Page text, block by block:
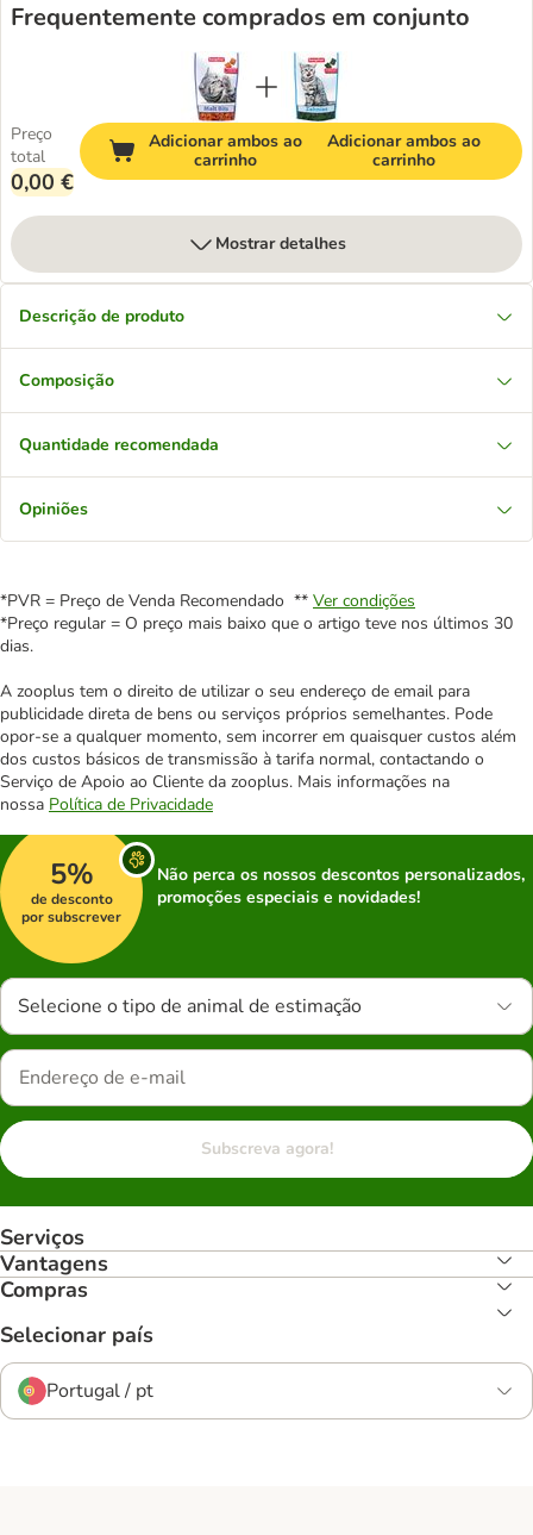
Frequentemente comprados em conjunto
Preço
total
0,00 €
Adicionar ambos ao
carrinho
Adicionar ambos ao
carrinho
Mostrar detalhes
Descrição de produto
Composição
Quantidade recomendada
Opiniões
*PVR = Preço de Venda Recomendado ** Ver condições
*Preço regular = O preço mais baixo que o artigo teve nos últimos 30
dias.
A zooplus tem o direito de utilizar o seu endereço de email para
publicidade direta de bens ou serviços próprios semelhantes. Pode
opor-se a qualquer momento, sem incorrer em quaisquer custos além
dos custos básicos de transmissão à tarifa normal, contactando o
Serviço de Apoio ao Cliente da zooplus. Mais informações na
nossa Política de Privacidade
5%
de desconto
por subscrever
Não perca os nossos descontos personalizados,
promoções especiais e novidades!
Selecione o tipo de animal de estimação
Subscreva agora!
Serviços
Vantagens
Compras
Selecionar país
Portugal / pt